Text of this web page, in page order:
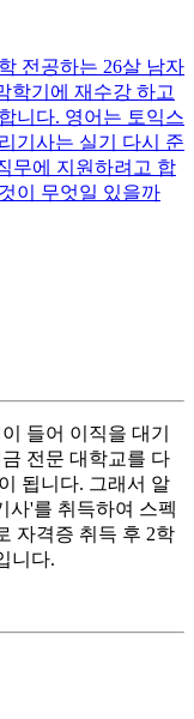
전공하는 26살 남자
학기에 재수강 하고
니다. 영어는 토익스
기사는 실기 다시 준
무에 지원하려고 합
이 무엇일 있을까
들어 이직을 대기
전문 대학교를 다
됩니다. 그래서 알
사'를 취득하여 스펙
자격증 취득 후 2학
니다.